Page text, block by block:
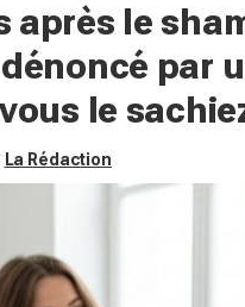
après le
par
le
La Rédaction